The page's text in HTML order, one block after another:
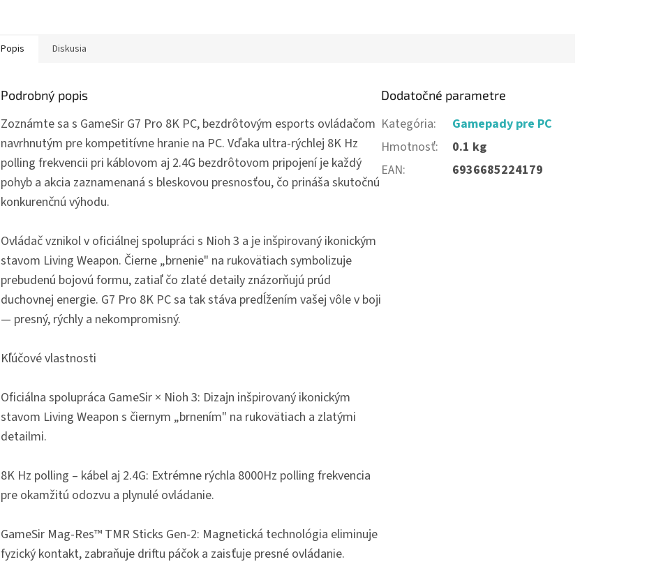
Popis Diskusia
Podrobný popis
Zoznámte sa s GameSir G7 Pro 8K PC, bezdrôtovým esports ovládačom
navrhnutým pre kompetitívne hranie na PC. Vďaka ultra-rýchlej 8K Hz
polling frekvencii pri káblovom aj 2.4G bezdrôtovom pripojení je každý
pohyb a akcia zaznamenaná s bleskovou presnosťou, čo prináša skutočnú
konkurenčnú výhodu.
Ovládač vznikol v oficiálnej spolupráci s Nioh 3 a je inšpirovaný ikonickým
stavom Living Weapon. Čierne „brnenie" na rukovätiach symbolizuje
prebudenú bojovú formu, zatiaľ čo zlaté detaily znázorňujú prúd
duchovnej energie. G7 Pro 8K PC sa tak stáva predĺžením vašej vôle v boji
— presný, rýchly a nekompromisný.
Kľúčové vlastnosti
Oficiálna spolupráca GameSir × Nioh 3: Dizajn inšpirovaný ikonickým
stavom Living Weapon s čiernym „brnením" na rukovätiach a zlatými
detailmi.
8K Hz polling – kábel aj 2.4G: Extrémne rýchla 8000Hz polling frekvencia
pre okamžitú odozvu a plynulé ovládanie.
GameSir Mag-Res™ TMR Sticks Gen-2: Magnetická technológia eliminuje
fyzický kontakt, zabraňuje driftu páčok a zaisťuje presné ovládanie.
Dodatočné parametre
Kategória:
Gamepady pre PC
Hmotnosť:
0.1 kg
EAN: 6936685224179